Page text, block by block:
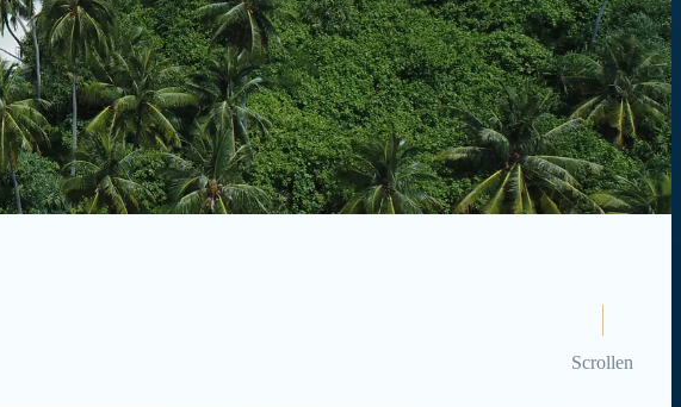
Scrollen